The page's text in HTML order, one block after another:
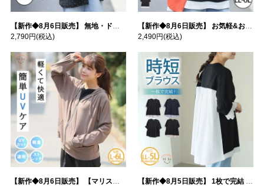
【新作◆8月6日販売】 無地・ドット柄から選べる 忍ばせ 活躍 シアー カーデ | 大きいサイズの通販ならハッピーマリリン
2,790円(税込)
【新作◆8月6日販売】 お気軽&お手軽 選べるデザイン 接触冷感 レイヤード風 コットン トップス | 大きいサイズの通販ならハッピーマリリン
2,490円(税込)
【新作◆8月6日販売】 【マリスポーツ】 運動初心者さんのための フード付き パーカー | 大きいサイズの通販ならハッピーマリリン
【新作◆8月5日販売】 1枚で完結 袖口＆バック フハク使い トップス | 大きいサイズの通販ならハッピーマリリン
プへ
プへ